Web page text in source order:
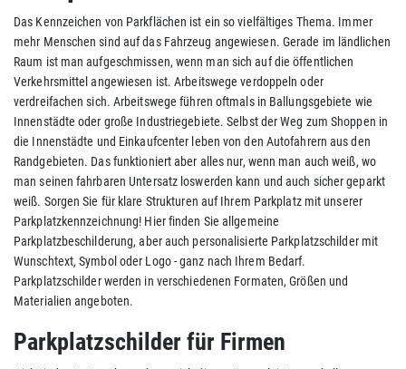
Das Kennzeichen von Parkflächen ist ein so vielfältiges Thema. Immer
mehr Menschen sind auf das Fahrzeug angewiesen. Gerade im ländlichen
Raum ist man aufgeschmissen, wenn man sich auf die öffentlichen
Verkehrsmittel angewiesen ist. Arbeitswege verdoppeln oder
verdreifachen sich. Arbeitswege führen oftmals in Ballungsgebiete wie
Innenstädte oder große Industriegebiete. Selbst der Weg zum Shoppen in
die Innenstädte und Einkaufcenter leben von den Autofahrern aus den
Randgebieten. Das funktioniert aber alles nur, wenn man auch weiß, wo
man seinen fahrbaren Untersatz loswerden kann und auch sicher geparkt
weiß. Sorgen Sie für klare Strukturen auf Ihrem Parkplatz mit unserer
Parkplatzkennzeichnung! Hier finden Sie allgemeine
Parkplatzbeschilderung, aber auch personalisierte Parkplatzschilder mit
Wunschtext, Symbol oder Logo - ganz nach Ihrem Bedarf.
Parkplatzschilder werden in verschiedenen Formaten, Größen und
Materialien angeboten.
Parkplatzschilder für Firmen